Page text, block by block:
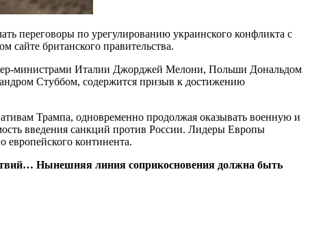
переговоры по урегулированию украинского конфликта с
сайте британского правительства.
министрами Италии Джорджей Мелони, Польши Дональдом
Стуббом, содержится призыв к достижению
Трампа, одновременно продолжая оказывать военную и
введения санкций против России. Лидеры Европы
континента.
Нынешняя линия соприкосновения должна быть